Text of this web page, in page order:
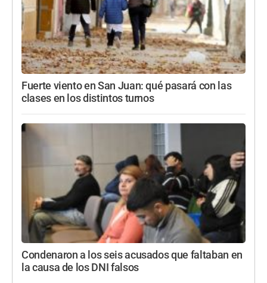
Fuerte viento en San Juan: qué pasará con las
clases en los distintos turnos
Condenaron a los seis acusados que faltaban en
la causa de los DNI falsos